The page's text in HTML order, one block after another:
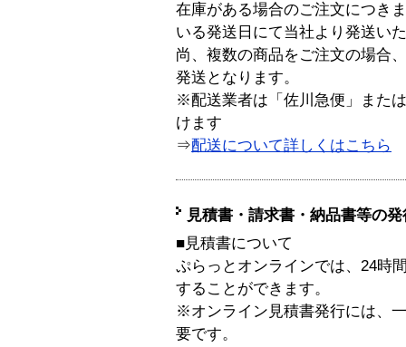
在庫がある場合のご注文につき
いる発送日にて当社より発送い
尚、複数の商品をご注文の場合
発送となります。
※配送業者は「佐川急便」また
けます
⇒配送について詳しくはこちら
見積書・請求書・納品書等の
■見積書について
ぷらっとオンラインでは、24時
することができます。
※オンライン見積書発行には、
要です。